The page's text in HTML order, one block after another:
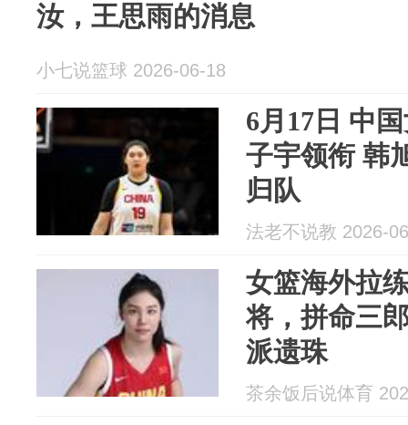
汝，王思雨的消息
小七说篮球 2026-06-18
6月17日 中
子宇领衔 韩
归队
法老不说教 2026-
女篮海外拉
将，拼命三
派遗珠
茶余饭后说体育